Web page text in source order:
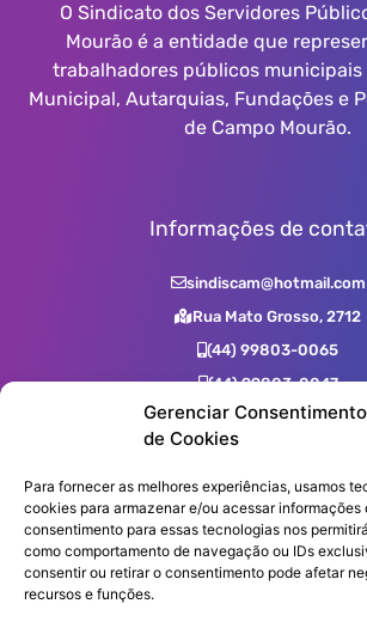
Gerenciar Consentimento
de Cookies
Para fornecer as melhores experiências, usamos
cookies para armazenar e/ou acessar informações
consentimento para essas tecnologias nos
como comportamento de navegação ou IDs
consentir ou retirar o consentimento pode afetar
recursos e funções.
O Sindicato dos Servidores
Mourão é a entidade que
trabalhadores públicos municipais
Municipal, Autarquias, Fundações e
de Campo Mourão.
Informações de
sindiscam@hotmail.com
Rua Mato Grosso, 2712
(44) 99803-0065
(44) 99803-0047
(44) 99731-0400
(44) 3523-2725
(44) 3523-7539
Assine nossa